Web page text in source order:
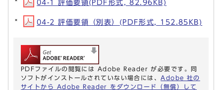
04-1 評価要領(PDF形式, 82.96KB)
04-2 評価要領（別表）(PDF形式, 152.85KB)
PDFファイルの閲覧には Adobe Reader が必要です。同
ソフトがインストールされていない場合には、 Adobe 社の
サイトから Adobe Reader をダウンロード（無償）して